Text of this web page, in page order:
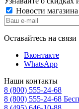
Новости магазина
Оставайтесь на связи
Вконтакте
WhatsApp
Наши контакты
8 (800) 555-24-68
8 (800) 555-24-68